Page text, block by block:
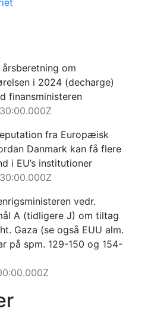
om
i 2024 (decharge)
finansministeren
fra Europæisk
Danmark kan få flere
i EU’s institutioner
vedr.
A (tidligere J) om tiltag
Gaza (se også EUU alm.
på spm. 129-150 og 154-